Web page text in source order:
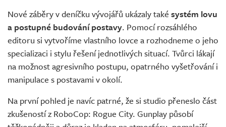
Nové záběry v deníčku vývojářů ukázaly také systém lovu
a postupné budování postavy. Pomocí rozsáhlého
editoru si vytvoříme vlastního lovce a rozhodneme o jeho
specializaci i stylu řešení jednotlivých situací. Tvůrci lákají
na možnost agresivního postupu, opatrného vyšetřování i
manipulace s postavami v okolí.
Na první pohled je navíc patrné, že si studio přeneslo část
zkušeností z RoboCop: Rogue City. Gunplay působí